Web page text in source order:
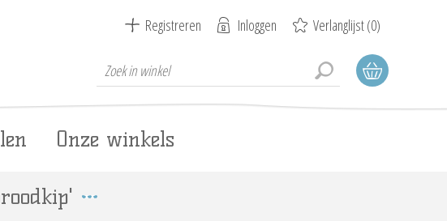
Registreren Inloggen Verlanglijst(0)
Onze winkels